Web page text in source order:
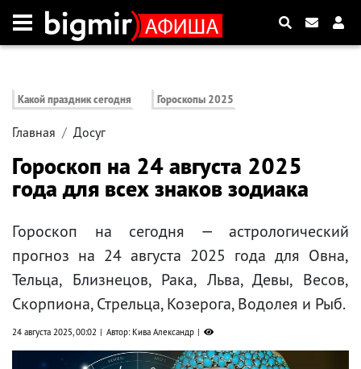
Какой праздник сегодня Гороскопы 2025
Главная Досуг
Гороскоп на 24 августа 2025
года для всех знаков зодиака
Гороскоп на сегодня — астрологический
прогноз на 24 августа 2025 года для Овна,
Тельца, Близнецов, Рака, Льва, Девы, Весов,
Скорпиона, Стрельца, Козерога, Водолея и Рыб.
24 августа 2025, 00:02 Автор: Кива Александр